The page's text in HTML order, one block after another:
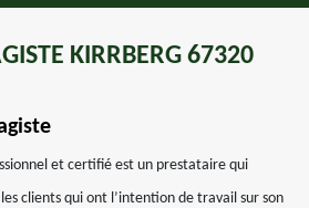
KIRRBERG 67320
et certifié est un prestataire qui
clients qui ont l’intention de travail sur son